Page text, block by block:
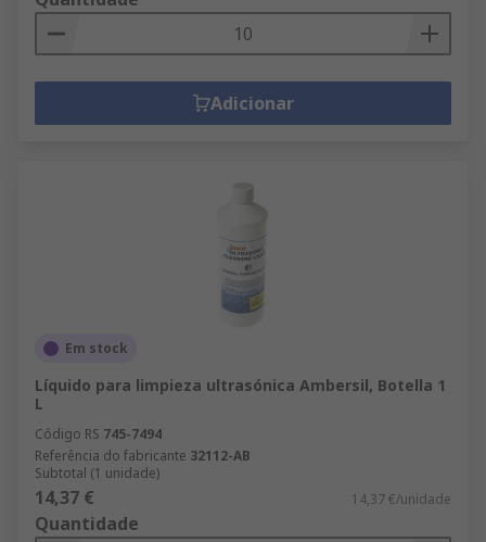
Adicionar
Em stock
Líquido para limpieza ultrasónica Ambersil, Botella 1
L
Código RS 745-7494
Referência do fabricante 32112-AB
Subtotal (1 unidade)
14,37 € 14,37 €/unidade
Quantidade